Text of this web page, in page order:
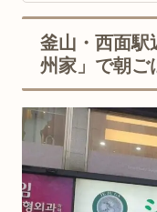
釜山・西面駅
州家」で朝ご